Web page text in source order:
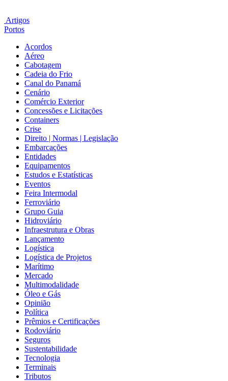
Artigos
Portos
Acordos
Aéreo
Cabotagem
Cadeia do Frio
Canal do Panamá
Cenário
Comércio Exterior
Concessões e Licitações
Containers
Crise
Direito | Normas | Legislação
Embarcações
Entidades
Equipamentos
Estudos e Estatísticas
Eventos
Feira Intermodal
Ferroviário
Grupo Guia
Hidroviário
Infraestrutura e Obras
Lançamento
Logística
Logística de Projetos
Marítimo
Mercado
Multimodalidade
Óleo e Gás
Opinião
Política
Prêmios e Certificações
Rodoviário
Seguros
Sustentabilidade
Tecnologia
Terminais
Tributos